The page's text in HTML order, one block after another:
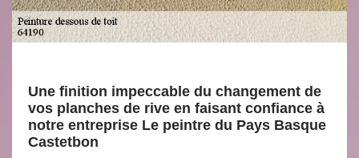
Une finition impeccable du changement de
vos planches de rive en faisant confiance à
notre entreprise Le peintre du Pays Basque
Castetbon